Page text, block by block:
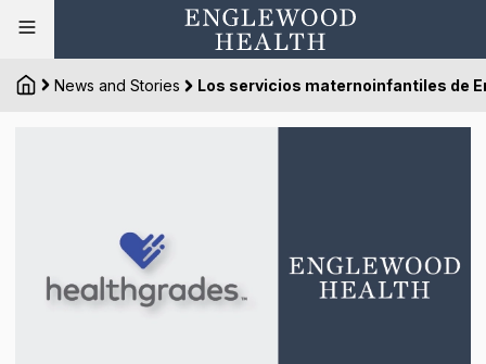
News and Stories Los servicios maternoinfantiles de